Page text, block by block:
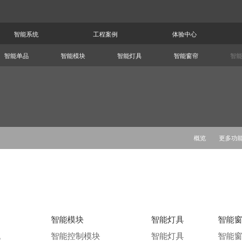
概览 更多功
智能单品 智能模块 智能灯具 智能窗帘 智
智能系统 工程案例 体验中心
智能模块
智能控制模块
智能灯具
智能灯具
智能
智能